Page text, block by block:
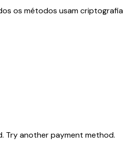
os métodos usam criptografia
Try another payment method.